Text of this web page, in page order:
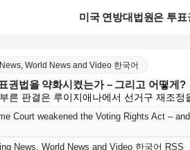
World News and Video 한국어
권법을 약화시켰는가 – 그리고 어떻게?
른 판결은 루이지애나에서 선거구 재조
Court weakened the Voting Rights Act –
News, World News and Video 한국어 RSS